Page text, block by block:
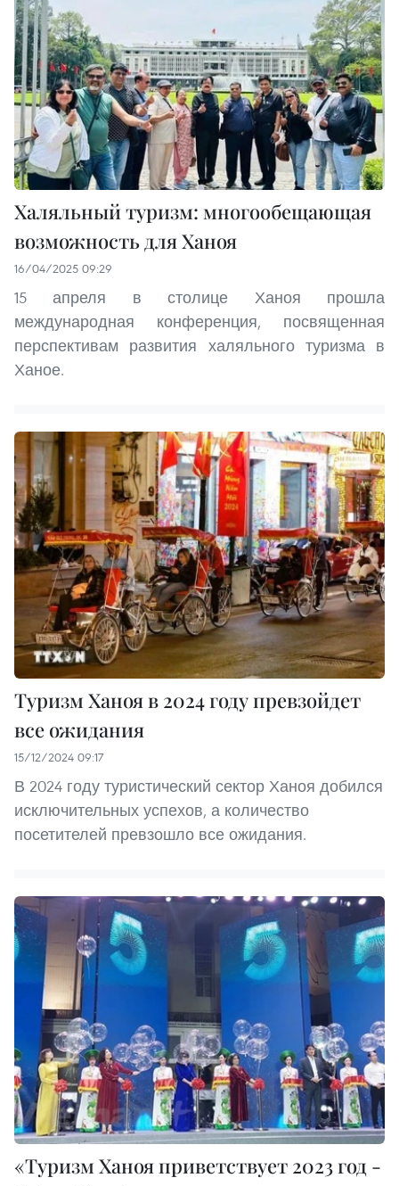
Халяльный туризм: многообещающая
возможность для Ханоя
16/04/2025 09:29
15 апреля в столице Ханоя прошла
международная конференция, посвященная
перспективам развития халяльного туризма в
Ханое.
Туризм Ханоя в 2024 году превзойдет
все ожидания
15/12/2024 09:17
В 2024 году туристический сектор Ханоя добился
исключительных успехов, а количество
посетителей превзошло все ожидания.
«Туризм Ханоя приветствует 2023 год -